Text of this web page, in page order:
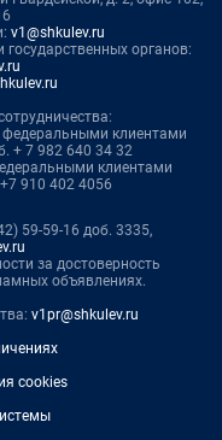
v1@shkulev.ru
органов:
клиентами
+ 7 982 640 34 32
клиентами
910 402 4056
59-59-16 доб. 3335,
за достоверность
объявлениях.
v1pr@shkulev.ru
cookies